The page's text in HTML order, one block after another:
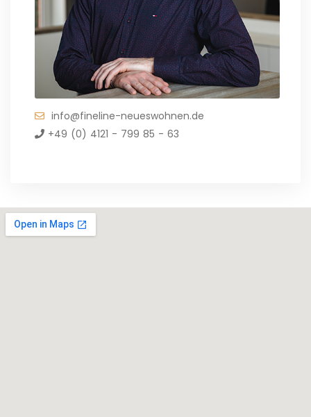
info@fineline-neueswohnen.de
+49 (0) 4121 - 799 85 - 63